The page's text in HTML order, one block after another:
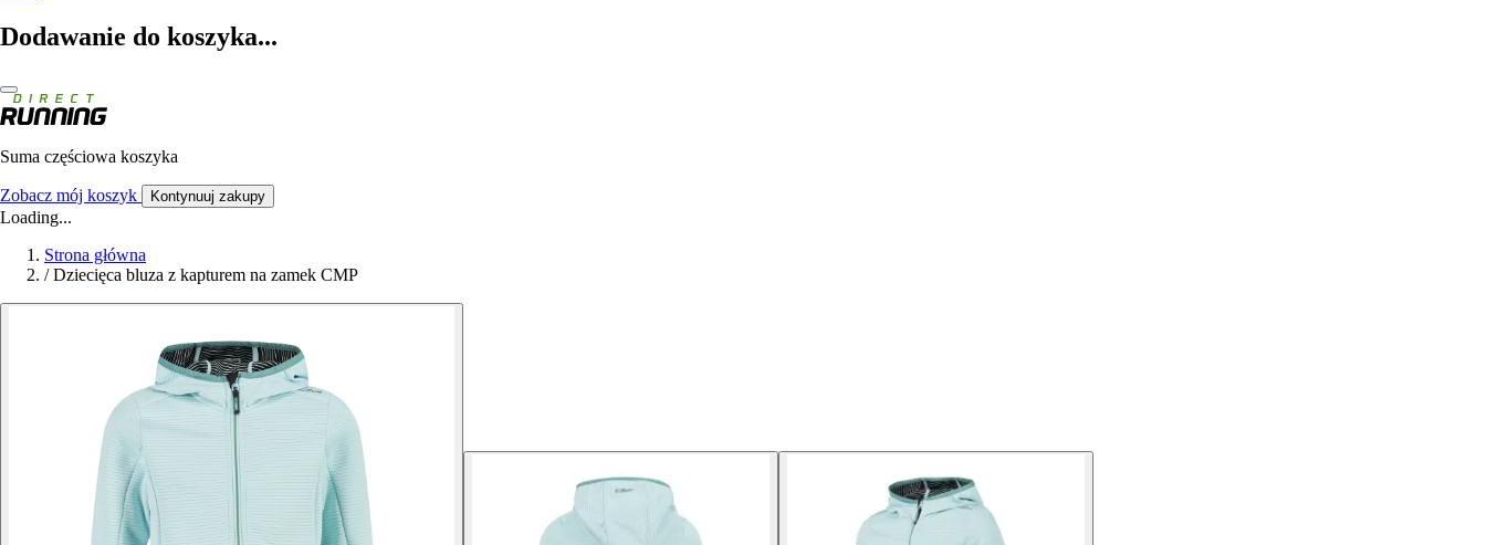
Dodawanie do koszyka...
Suma częściowa koszyka
Zobacz mój koszyk Kontynuuj zakupy
Loading...
Strona główna
/ Dziecięca bluza z kapturem na zamek CMP